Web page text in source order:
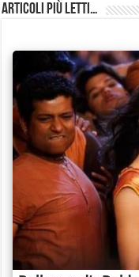
Articoli più Letti…